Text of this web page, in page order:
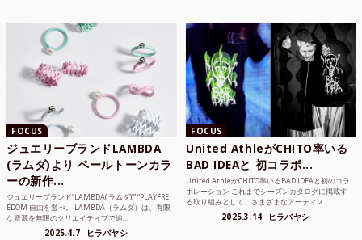
FOCUS
ジュエリーブランドLAMBDA
(ラムダ)より ペールトーンカラ
ーの新作...
ジュエリーブランド“LAMBDA( ラムダ))” “PLAYFRE
EDOM 自由を遊べ。 LAMBDA（ラムダ）は、有限
な資源を無限のクリエイティブで追...
2025.4.7 ヒラバヤシ
FOCUS
United AthleがCHITO率いる
BAD IDEAと 初コラボ...
United AthleがCHITO率いるBAD IDEAと初のコラ
ボレーション これまでシーズンカタログに掲載す
る取り組みとして、さまざまなアーティス...
2025.3.14 ヒラバヤシ